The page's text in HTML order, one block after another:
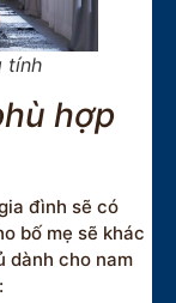
tính
hợp
đình sẽ có
bố mẹ sẽ khác
dành cho nam